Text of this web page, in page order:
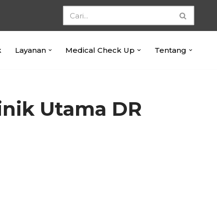
Layanan Medical Check Up Tentang
Utama DR